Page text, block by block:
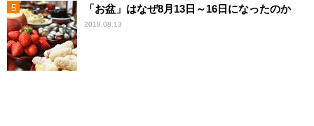
「お盆」はなぜ8月13日～16日になったのか
2018.08.13